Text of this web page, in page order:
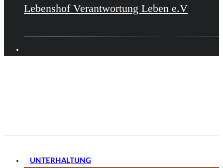
Lebenshof Verantwortung Leben e.V
UNTERHALTUNG